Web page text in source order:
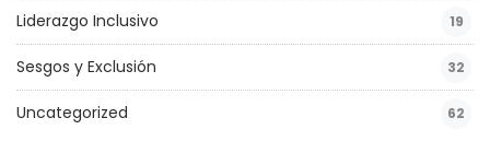
Liderazgo Inclusivo 19
Sesgos y Exclusión 32
Uncategorized 62